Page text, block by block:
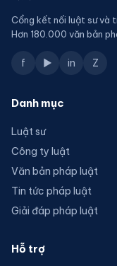
Cổng kết nối luật sư và
Hơn 180.000 văn bản
f ▶ in Z
Danh mục
Luật sư
Công ty luật
Văn bản pháp luật
Tin tức pháp luật
Giải đáp pháp luật
Hỗ trợ